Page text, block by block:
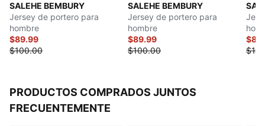
SALEHE BEMBURY
Jersey de portero para
hombre
$89.99
$100.00
SALEHE BEMBURY
Jersey de portero para
hombre
$89.99
$100.00
PRODUCTOS COMPRADOS JUNTOS
FRECUENTEMENTE